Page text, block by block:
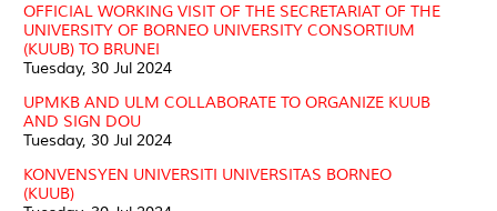
OFFICIAL WORKING VISIT OF THE SECRETARIAT OF THE
UNIVERSITY OF BORNEO UNIVERSITY CONSORTIUM
(KUUB) TO BRUNEI
Tuesday, 30 Jul 2024
UPMKB AND ULM COLLABORATE TO ORGANIZE KUUB
AND SIGN DOU
Tuesday, 30 Jul 2024
KONVENSYEN UNIVERSITI UNIVERSITAS BORNEO
(KUUB)